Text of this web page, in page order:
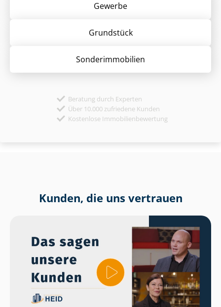
Gewerbe
Grund­stück
Sonder­immobilien
Beratung durch Experten
Über 10.000 zufriedene Kunden
Kostenlose Immobilienbewertung
Kunden, die uns vertrauen